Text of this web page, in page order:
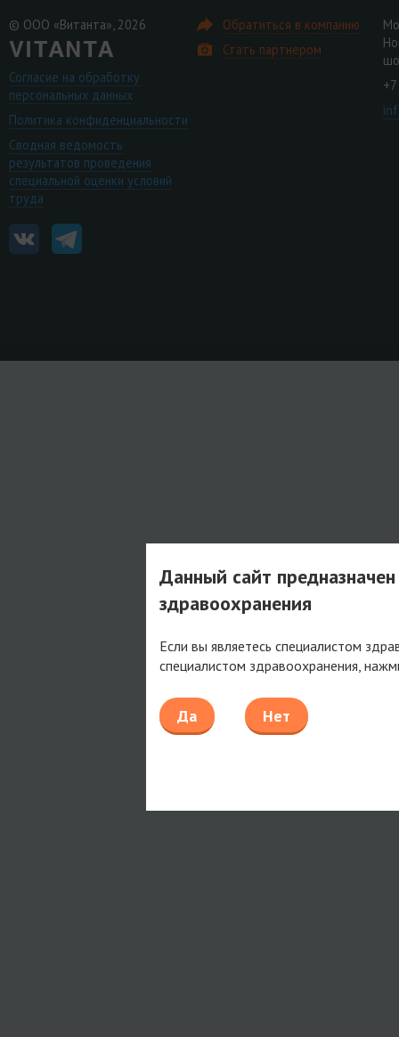
© ООО «Витанта», 2026
Согласие на обработку
персональных данных
Политика конфиденциальности
Сводная ведомость
результатов проведения
специальной оценки условий
труда
Обратиться в компанию
Стать партнером
Данный сайт
здравоохранения
Если вы являетесь специалистом
специалистом здравоохранения,
Да Нет